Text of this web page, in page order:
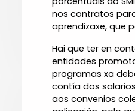
nos contratos
aprendizaxe, que
Hai que ter en
entidades
programas xa
contía dos
aos convenios